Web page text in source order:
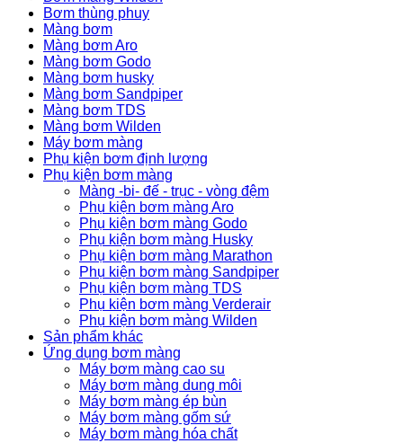
Bơm thùng phuy
Màng bơm
Màng bơm Aro
Màng bơm Godo
Màng bơm husky
Màng bơm Sandpiper
Màng bơm TDS
Màng bơm Wilden
Máy bơm màng
Phụ kiện bơm định lượng
Phụ kiện bơm màng
Màng -bi- đế - trục - vòng đệm
Phụ kiện bơm màng Aro
Phụ kiện bơm màng Godo
Phụ kiện bơm màng Husky
Phụ kiện bơm màng Marathon
Phụ kiện bơm màng Sandpiper
Phụ kiện bơm màng TDS
Phụ kiện bơm màng Verderair
Phụ kiện bơm màng Wilden
Sản phẩm khác
Ứng dụng bơm màng
Máy bơm màng cao su
Máy bơm màng dung môi
Máy bơm màng ép bùn
Máy bơm màng gốm sứ
Máy bơm màng hóa chất